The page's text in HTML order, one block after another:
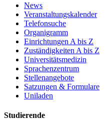
News
Veranstaltungskalender
Telefonsuche
Organigramm
Einrichtungen A bis Z
Zuständigkeiten A bis Z
Universitätsmedizin
Sprachenzentrum
Stellenangebote
Satzungen & Formulare
Uniladen
Studierende